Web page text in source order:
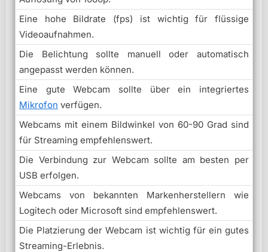
Eine hohe Bildrate (fps) ist wichtig für flüssige
Videoaufnahmen.
Die Belichtung sollte manuell oder automatisch
angepasst werden können.
Eine gute Webcam sollte über ein integriertes
Mikrofon verfügen.
Webcams mit einem Bildwinkel von 60-90 Grad sind
für Streaming empfehlenswert.
Die Verbindung zur Webcam sollte am besten per
USB erfolgen.
Webcams von bekannten Markenherstellern wie
Logitech oder Microsoft sind empfehlenswert.
Die Platzierung der Webcam ist wichtig für ein gutes
Streaming-Erlebnis.